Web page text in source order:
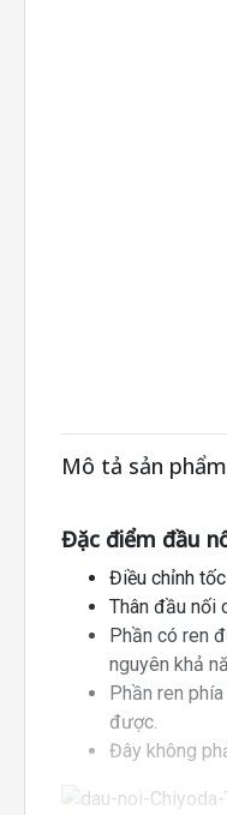
Mô tả sản phẩm
Đặc điểm đầu
Điều chỉnh
Thân đầu nối
Phần có ren
nguyên khả
Phần ren
được.
Đây không